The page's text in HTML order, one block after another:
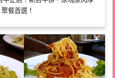
餐首選！